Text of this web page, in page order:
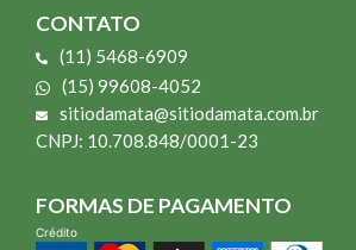
CONTATO
(11) 5468-6909
(15) 99608-4052
sitiodamata@sitiodamata.com.br
CNPJ: 10.708.848/0001-23
FORMAS DE PAGAMENTO
Crédito